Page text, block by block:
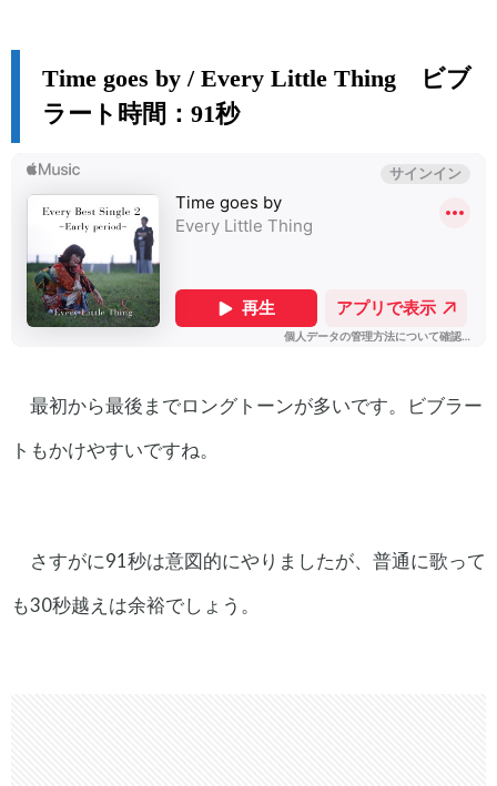
Time goes by / Every Little Thing ビブ
ラート時間：91秒
最初から最後までロングトーンが多いです。ビブラー
トもかけやすいですね。
さすがに91秒は意図的にやりましたが、普通に歌って
も30秒越えは余裕でしょう。